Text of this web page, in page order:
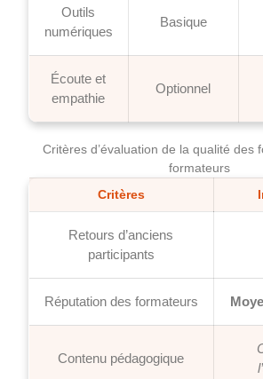
Outils
numériques
Basique
Écoute et
empathie
Optionnel
Critères d’évaluation de la qualité des
formateurs
Critères
Retours d’anciens
participants
Réputation des formateurs
Contenu pédagogique